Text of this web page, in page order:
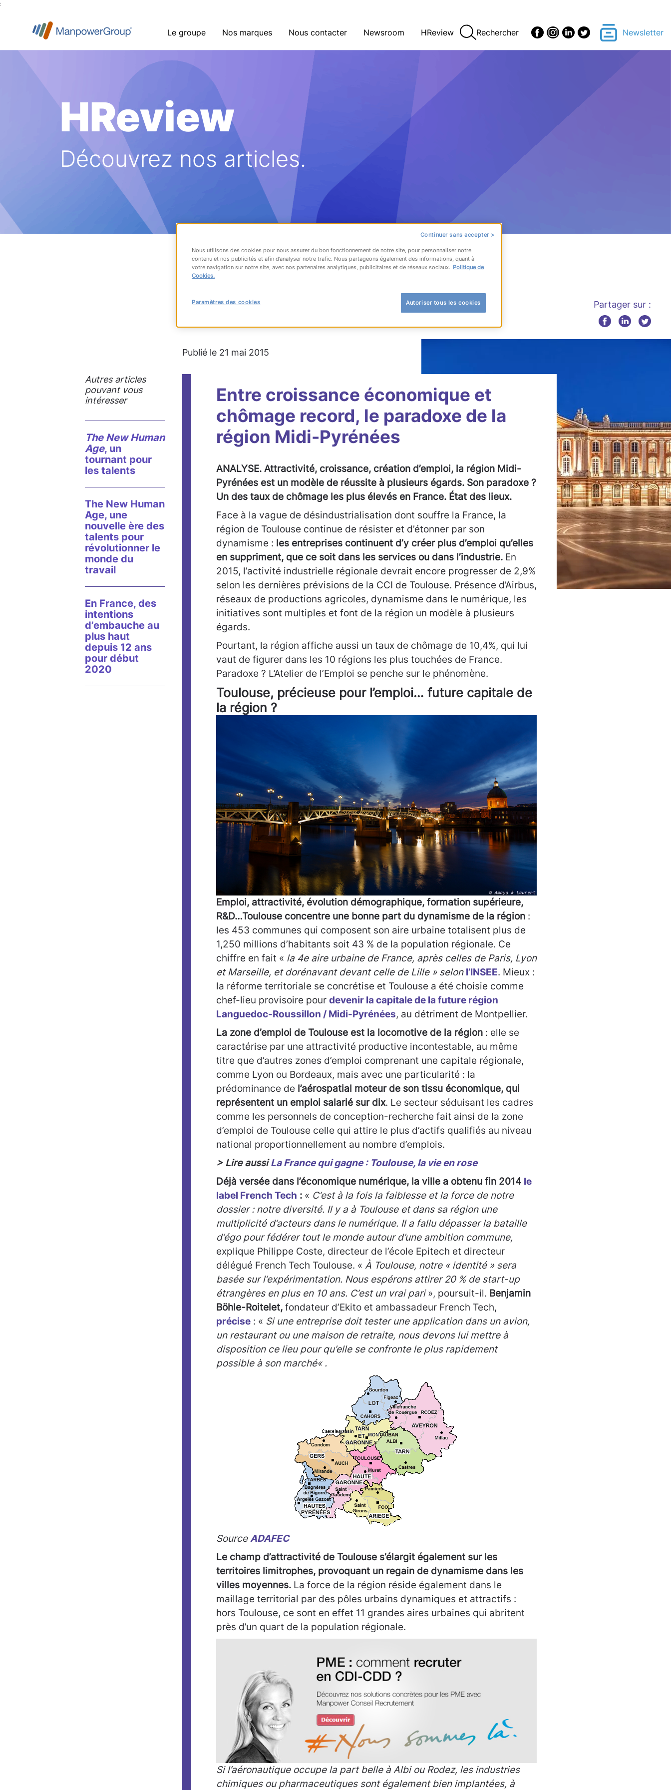
:
Le groupe Nos marques Nous contacter Newsroom HReview Rechercher Newsletter
HReview
Découvrez nos articles.
RETOUR À LA LISTE
Partager sur :
Publié le 21 mai 2015
Autres articles
pouvant vous
intéresser
The New Human
Age, un
tournant pour
les talents
The New Human
Age, une
nouvelle ère des
talents pour
révolutionner le
monde du
travail
En France, des
intentions
d’embauche au
plus haut
depuis 12 ans
pour début
2020
Entre croissance économique et
chômage record, le paradoxe de la
région Midi-Pyrénées
ANALYSE. Attractivité, croissance, création d’emploi, la région Midi-
Pyrénées est un modèle de réussite à plusieurs égards. Son paradoxe ?
Un des taux de chômage les plus élevés en France. État des lieux.
Face à la vague de désindustrialisation dont souffre la France, la
région de Toulouse continue de résister et d’étonner par son
dynamisme : les entreprises continuent d’y créer plus d’emploi qu’elles
en suppriment, que ce soit dans les services ou dans l’industrie. En
2015, l’activité industrielle régionale devrait encore progresser de 2,9%
selon les dernières prévisions de la CCI de Toulouse. Présence d’Airbus,
réseaux de productions agricoles, dynamisme dans le numérique, les
initiatives sont multiples et font de la région un modèle à plusieurs
égards.
Pourtant, la région affiche aussi un taux de chômage de 10,4%, qui lui
vaut de figurer dans les 10 régions les plus touchées de France.
Paradoxe ? L’Atelier de l’Emploi se penche sur le phénomène.
Toulouse, précieuse pour l’emploi… future capitale de
la région ?
Emploi, attractivité, évolution démographique, formation supérieure,
R&D…Toulouse concentre une bonne part du dynamisme de la région :
les 453 communes qui composent son aire urbaine totalisent plus de
1,250 millions d’habitants soit 43 % de la population régionale. Ce
chiffre en fait « la 4e aire urbaine de France, après celles de Paris, Lyon
et Marseille, et dorénavant devant celle de Lille » selon l’INSEE. Mieux :
la réforme territoriale se concrétise et Toulouse a été choisie comme
chef-lieu provisoire pour devenir la capitale de la future région
Languedoc-Roussillon / Midi-Pyrénées, au détriment de Montpellier.
La zone d’emploi de Toulouse est la locomotive de la région : elle se
caractérise par une attractivité productive incontestable, au même
titre que d’autres zones d’emploi comprenant une capitale régionale,
comme Lyon ou Bordeaux, mais avec une particularité : la
prédominance de l’aérospatial moteur de son tissu économique, qui
représentent un emploi salarié sur dix. Le secteur séduisant les cadres
comme les personnels de conception-recherche fait ainsi de la zone
d’emploi de Toulouse celle qui attire le plus d’actifs qualifiés au niveau
national proportionnellement au nombre d’emplois.
> Lire aussiLa France qui gagne : Toulouse, la vie en rose
Déjà versée dans l’économique numérique, la ville a obtenu fin 2014 le
label French Tech : « C’est à la fois la faiblesse et la force de notre
dossier : notre diversité. Il y a à Toulouse et dans sa région une
multiplicité d’acteurs dans le numérique. Il a fallu dépasser la bataille
d’égo pour fédérer tout le monde autour d’une ambition commune,
explique Philippe Coste, directeur de l’école Epitech et directeur
délégué French Tech Toulouse. « À Toulouse, notre « identité » sera
basée sur l’expérimentation. Nous espérons attirer 20 % de start-up
étrangères en plus en 10 ans. C’est un vrai pari», poursuit-il. Benjamin
Böhle-Roitelet, fondateur d’Ekito et ambassadeur French Tech,
précise : « Si une entreprise doit tester une application dans un avion,
un restaurant ou une maison de retraite, nous devons lui mettre à
disposition ce lieu pour qu’elle se confronte le plus rapidement
possible à son marché« .
SourceADAFEC
Le champ d’attractivité de Toulouse s’élargit également sur les
territoires limitrophes, provoquant un regain de dynamisme dans les
villes moyennes. La force de la région réside également dans le
maillage territorial par des pôles urbains dynamiques et attractifs :
hors Toulouse, ce sont en effet 11 grandes aires urbaines qui abritent
près d’un quart de la population régionale.
Si l’aéronautique occupe la part belle à Albi ou Rodez, les industries
chimiques ou pharmaceutiques sont également bien implantées, à
Continuer sans accepter >
Nous utilisons des cookies pour nous assurer du bon fonctionnement de notre site, pour personnaliser notre
contenu et nos publicités et afin d’analyser notre trafic. Nous partageons également des informations, quant à
votre navigation sur notre site, avec nos partenaires analytiques, publicitaires et de réseaux sociaux. Politique de
Cookies.
Autoriser tous les cookies
Paramètres des cookies